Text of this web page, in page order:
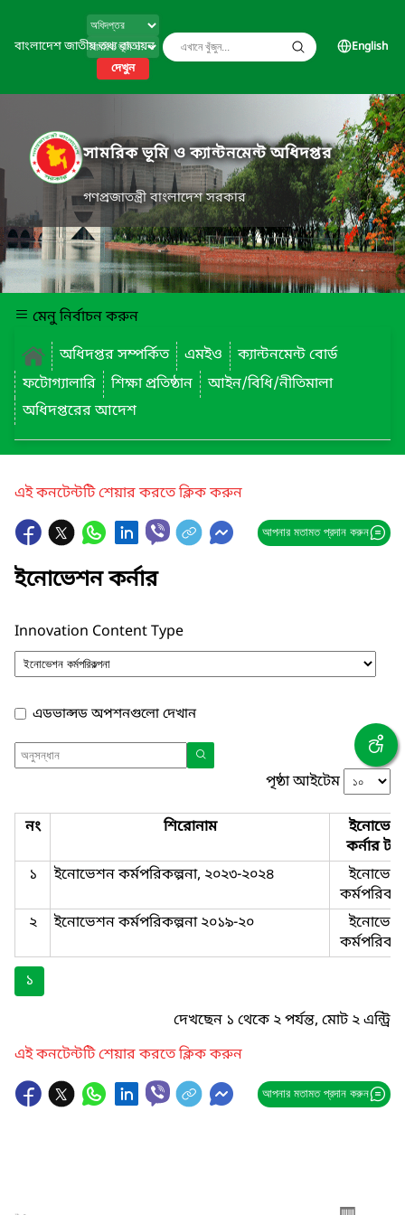
বাংলাদেশ জাতীয় তথ্য বাতায়ন
দেখুন
English
সামরিক ভূমি ও ক্যান্টনমেন্ট অধিদপ্তর
গণপ্রজাতন্ত্রী বাংলাদেশ সরকার
মেনু নির্বাচন করুন
অধিদপ্তর সম্পর্কিত
এমইও
ক্যান্টনমেন্ট বোর্ড
ফটোগ্যালারি
শিক্ষা প্রতিষ্ঠান
আইন/বিধি/নীতিমালা
অধিদপ্তরের আদেশ
এই কনটেন্টটি শেয়ার করতে ক্লিক করুন
আপনার মতামত প্রদান করুন
ইনোভেশন কর্নার
Innovation Content Type
এডভান্সড অপশনগুলো দেখান
পৃষ্ঠা আইটেম
নং শিরোনাম
কর্নার
১
ইনোভেশন কর্মপরিকল্পনা, ২০২৩-২০২৪
২
ইনোভেশন কর্মপরিকল্পনা ২০১৯-২০
১
দেখছেন ১ থেকে ২ পর্যন্ত, মোট ২ এন্ট্রি
এই কনটেন্টটি শেয়ার করতে ক্লিক করুন
আপনার মতামত প্রদান করুন